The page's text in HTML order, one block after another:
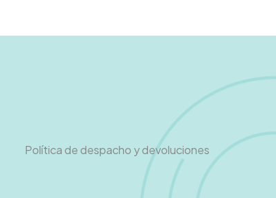
Política de despacho y devoluciones